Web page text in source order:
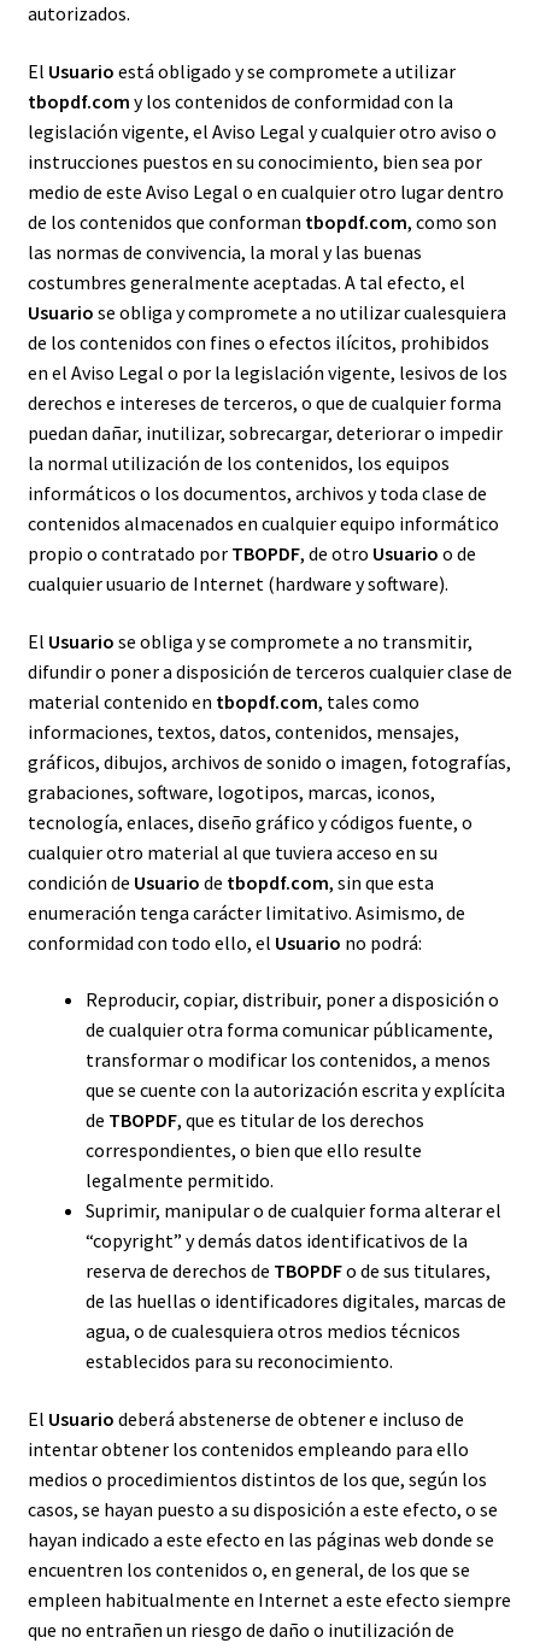
autorizados.
El Usuario está obligado y se compromete a utilizar
tbopdf.com y los contenidos de conformidad con la
legislación vigente, el Aviso Legal y cualquier otro aviso o
instrucciones puestos en su conocimiento, bien sea por
medio de este Aviso Legal o en cualquier otro lugar dentro
de los contenidos que conforman tbopdf.com, como son
las normas de convivencia, la moral y las buenas
costumbres generalmente aceptadas. A tal efecto, el
Usuario se obliga y compromete a no utilizar cualesquiera
de los contenidos con fines o efectos ilícitos, prohibidos
en el Aviso Legal o por la legislación vigente, lesivos de los
derechos e intereses de terceros, o que de cualquier forma
puedan dañar, inutilizar, sobrecargar, deteriorar o impedir
la normal utilización de los contenidos, los equipos
informáticos o los documentos, archivos y toda clase de
contenidos almacenados en cualquier equipo informático
propio o contratado por TBOPDF, de otro Usuario o de
cualquier usuario de Internet (hardware y software).
El Usuario se obliga y se compromete a no transmitir,
difundir o poner a disposición de terceros cualquier clase de
material contenido en tbopdf.com, tales como
informaciones, textos, datos, contenidos, mensajes,
gráficos, dibujos, archivos de sonido o imagen, fotografías,
grabaciones, software, logotipos, marcas, iconos,
tecnología, enlaces, diseño gráfico y códigos fuente, o
cualquier otro material al que tuviera acceso en su
condición de Usuario de tbopdf.com, sin que esta
enumeración tenga carácter limitativo. Asimismo, de
conformidad con todo ello, el Usuario no podrá:
Reproducir, copiar, distribuir, poner a disposición o
de cualquier otra forma comunicar públicamente,
transformar o modificar los contenidos, a menos
que se cuente con la autorización escrita y explícita
de TBOPDF, que es titular de los derechos
correspondientes, o bien que ello resulte
legalmente permitido.
Suprimir, manipular o de cualquier forma alterar el
“copyright” y demás datos identificativos de la
reserva de derechos de TBOPDFo de sus titulares,
de las huellas o identificadores digitales, marcas de
agua, o de cualesquiera otros medios técnicos
establecidos para su reconocimiento.
El Usuario deberá abstenerse de obtener e incluso de
intentar obtener los contenidos empleando para ello
medios o procedimientos distintos de los que, según los
casos, se hayan puesto a su disposición a este efecto, o se
hayan indicado a este efecto en las páginas web donde se
encuentren los contenidos o, en general, de los que se
empleen habitualmente en Internet a este efecto siempre
que no entrañen un riesgo de daño o inutilización de